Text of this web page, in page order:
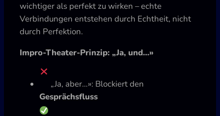
wichtiger als perfekt zu wirken – echte
Verbindungen entstehen durch Echtheit, nicht
durch Perfektion.
Impro-Theater-Prinzip: „Ja, und…»
„Ja, aber…»: Blockiert den
Gesprächsfluss